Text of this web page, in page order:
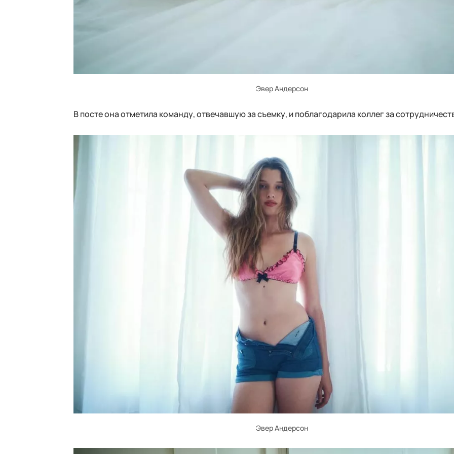
Эвер Андерсон
В посте она отметила команду, отвечавшую за съемку, и поблагодарила коллег за
Эвер Андерсон